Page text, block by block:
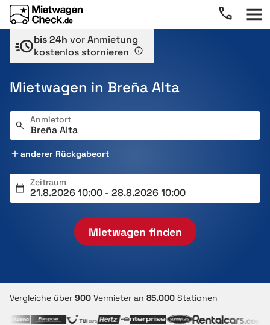
bis 24h vor Anmietung
kostenlos stornieren
Mietwagen in Breña Alta
Anmietort
anderer Rückgabeort
Zeitraum
Mietwagen finden
Vergleiche über 900 Vermieter an 85.000 Stationen